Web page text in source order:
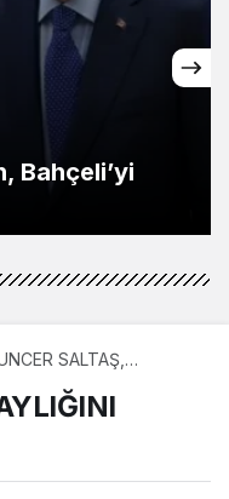
Bahçeli’yi
SALTAŞ,